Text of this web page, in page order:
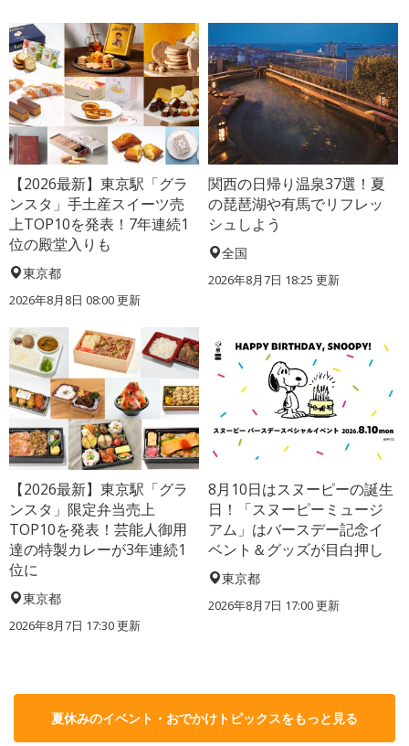
【2026最新】東京駅「グラ
ンスタ」手土産スイーツ売
上TOP10を発表！7年連続1
位の殿堂入りも
東京都
2026年8月8日 08:00更新
関西の日帰り温泉37選！夏
の琵琶湖や有馬でリフレッ
シュしよう
全国
2026年8月7日 18:25 更新
【2026最新】東京駅「グラ
ンスタ」限定弁当売上
TOP10を発表！芸能人御用
達の特製カレーが3年連続1
位に
東京都
2026年8月7日 17:30更新
8月10日はスヌーピーの誕生
日！「スヌーピーミュージ
アム」はバースデー記念イ
ベント＆グッズが目白押し
東京都
2026年8月7日 17:00更新
夏休みのイベント・おでかけトピックスをもっと見る